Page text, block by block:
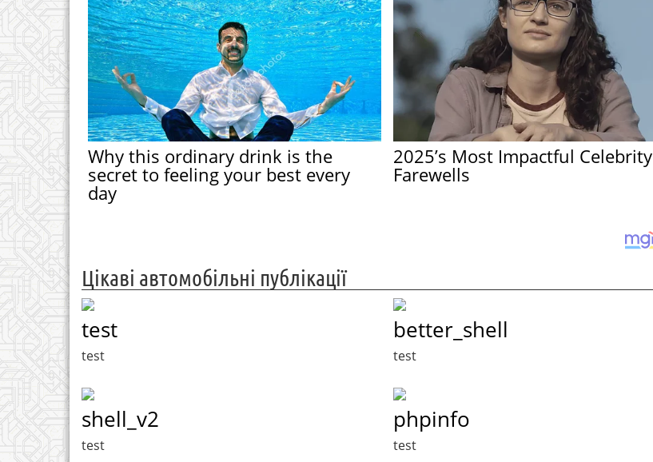
Why this ordinary drink is the
secret to feeling your best every
day
2025’s Most Impactful Celebrity
Farewells
Цікаві автомобільні публікації
test
test
better_shell
test
shell_v2
test
phpinfo
test